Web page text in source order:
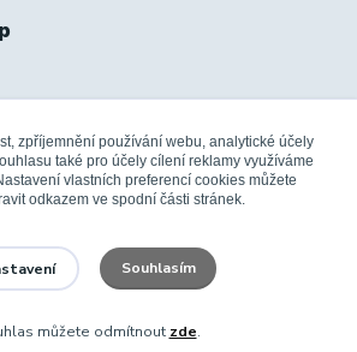
zpříjemnění používání webu, analytické účely
také pro účely cílení reklamy využíváme
vlastních preferencí cookies můžete
odkazem ve spodní části stránek.
Souhlasím
můžete odmítnout zde.